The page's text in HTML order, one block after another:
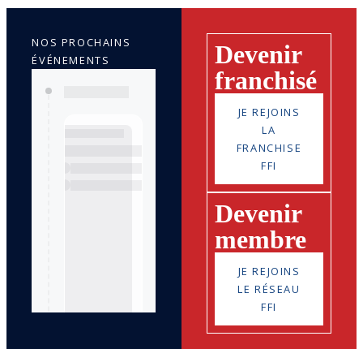
Devenir
franchisé
JE REJOINS
LA
FRANCHISE
FFI
Devenir
membre
JE REJOINS
LE RÉSEAU
FFI
NOS PROCHAINS
ÉVÉNEMENTS